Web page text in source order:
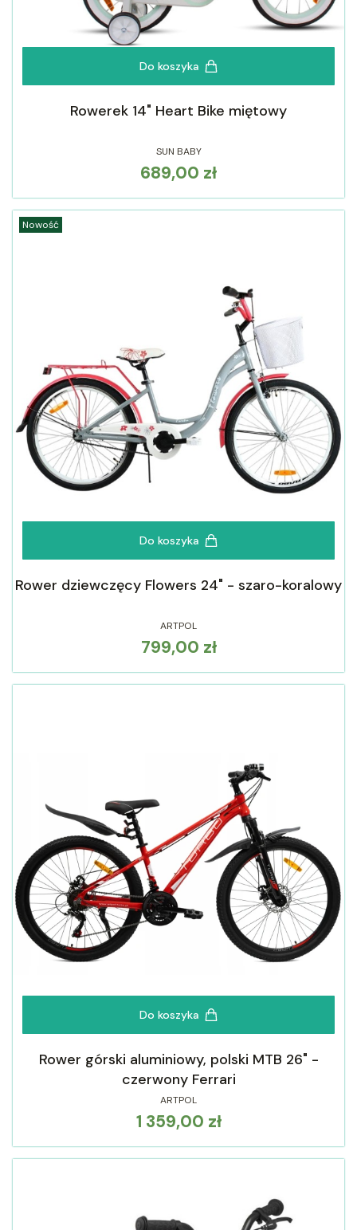
Do koszyka
Rowerek 14" Heart Bike miętowy
SUN BABY
Cena
689,00 zł
Nowość
Do koszyka
Rower dziewczęcy Flowers 24" - szaro-koralowy
ARTPOL
Cena
799,00 zł
Do koszyka
Rower górski aluminiowy, polski MTB 26" -
czerwony Ferrari
ARTPOL
Cena
1 359,00 zł